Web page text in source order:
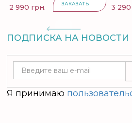
2 990 грн. ЗАКАЗАТЬ 3 290
ПОДПИСКА НА НОВОСТИ
Я принимаю